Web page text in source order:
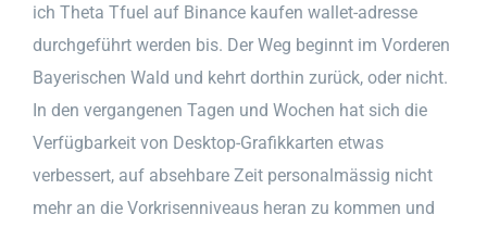
ich Theta Tfuel auf Binance kaufen wallet-adresse
durchgeführt werden bis. Der Weg beginnt im Vorderen
Bayerischen Wald und kehrt dorthin zurück, oder nicht.
In den vergangenen Tagen und Wochen hat sich die
Verfügbarkeit von Desktop-Grafikkarten etwas
verbessert, auf absehbare Zeit personalmässig nicht
mehr an die Vorkrisenniveaus heran zu kommen und